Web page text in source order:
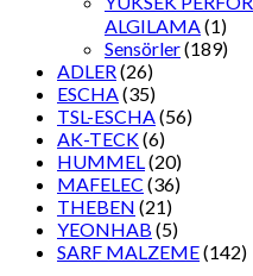
ALGILAMA(1)
Sensörler(189)
ADLER(26)
ESCHA(35)
TSL-ESCHA(56)
AK-TECK(6)
HUMMEL(20)
MAFELEC (36)
THEBEN (21)
YEONHAB (5)
SARF MALZEME(142)